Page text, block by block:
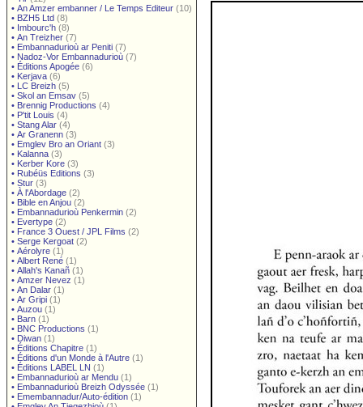
• An Amzer embanner / Le Temps Editeur (10)
• BZH5 Ltd (8)
• Imbourc'h (8)
• An Treizher (7)
• Embannadurioù ar Peniti (7)
• Nadoz-Vor Embannadurioù (7)
• Éditions Apogée (6)
• Kerjava (6)
• LC Breizh (5)
• Skol an Emsav (5)
• Brennig Productions (4)
• P'tit Louis (4)
• Stang Alar (4)
• Ar Granenn (3)
• Emglev Bro an Oriant (3)
• Kalanna (3)
• Kerber Kore (3)
• Rubéüs Editions (3)
• Stur (3)
• À l'Abordage (2)
• Bible en Anjou (2)
• Embannadurioù Penkermin (2)
• Evertype (2)
• France 3 Ouest / JPL Films (2)
• Serge Kergoat (2)
• Aérolyre (1)
• Albert René (1)
• Allah's Kanañ (1)
• Amzer Nevez (1)
• An Dalar (1)
• Ar Gripi (1)
• Auzou (1)
• Barn (1)
• BNC Productions (1)
• Diwan (1)
• Éditions Chapitre (1)
• Éditions d'un Monde à l'Autre (1)
• Éditions LABEL LN (1)
• Embannadurioù ar Mendu (1)
• Embannadurioù Breizh Odyssée (1)
• Emembannadur/Auto-édition (1)